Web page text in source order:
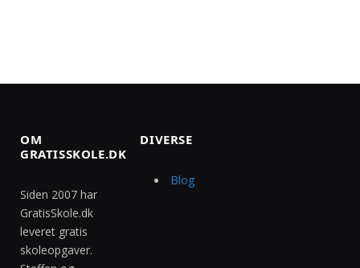
OM
GRATISSKOLE.DK
Siden 2007 har
GratisSkole.dk
leveret gratis
skoleopgaver.
DIVERSE
Blog